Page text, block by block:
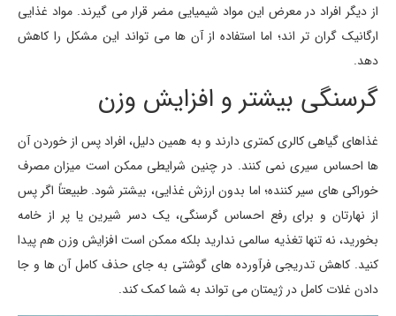
از دیگر افراد در معرض این مواد شیمیایی مضر قرار می گیرند. مواد غذایی
ارگانیک گران تر اند؛ اما استفاده از آن ها می تواند این مشکل را کاهش
دهد.
گرسنگی بیشتر و افزایش وزن
غذاهای گیاهی کالری کمتری دارند و به همین دلیل، افراد پس از خوردن آن
ها احساس سیری نمی کنند. در چنین شرایطی ممکن است میزان مصرف
خوراکی های سیر کننده؛ اما بدون ارزش غذایی، بیشتر شود. طبیعتاً اگر پس
از نهارتان و برای رفع احساس گرسنگی، یک دسر شیرین یا پر از خامه
بخورید، نه تنها تغذیه سالمی ندارید بلکه ممکن است افزایش وزن هم پیدا
کنید. کاهش تدریجی فرآورده های گوشتی به جای حذف کامل آن ها و جا
دادن غلات کامل در ژیمتان می تواند به شما کمک کند.